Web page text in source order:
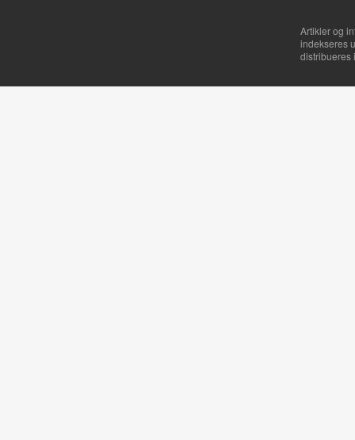
Artikler og
indekseres
distribueres